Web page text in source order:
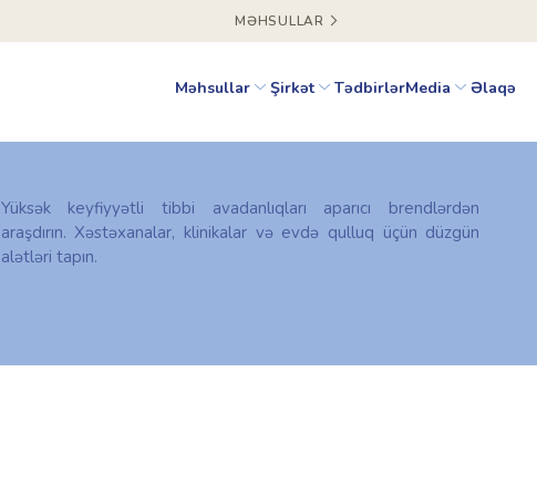
MƏHSULLAR
Məhsullar Şirkət TədbirlərMedia Əlaqə
Yüksək keyfiyyətli tibbi avadanlıqları aparıcı brendlərdən
araşdırın. Xəstəxanalar, klinikalar və evdə qulluq üçün düzgün
alətləri tapın.